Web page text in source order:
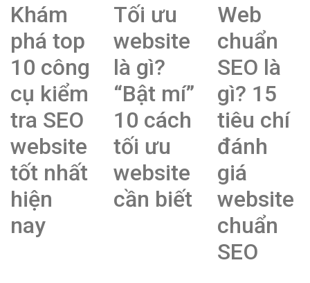
Khám
phá top
10 công
cụ kiểm
tra SEO
website
tốt nhất
hiện
nay
Tối ưu
website
là gì?
“Bật mí”
10 cách
tối ưu
website
cần biết
Web
chuẩn
SEO là
gì? 15
tiêu chí
đánh
giá
website
chuẩn
SEO